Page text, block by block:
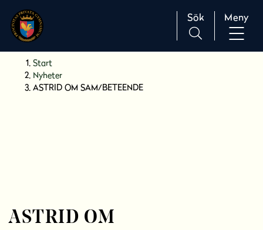
Huvudnavigation
Sök Meny
Start
Nyheter
ASTRID OM SAM/BETEENDE
ASTRID OM